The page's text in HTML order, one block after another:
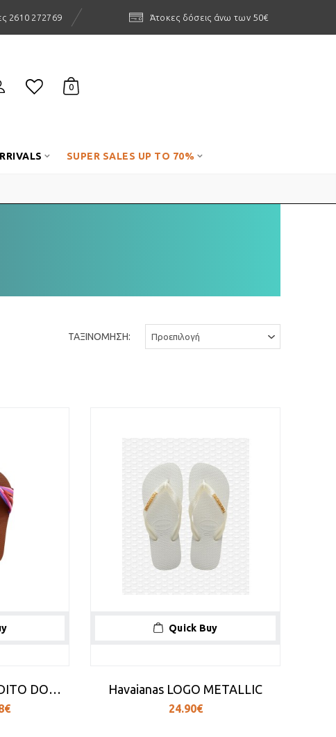
2610 272769 Άτοκες δόσεις άνω των 50€
0
SUPER SALES UP TO 70%
ΤΑΞΙΝΟΜΗΣΗ:
HAVAIANAS - INFRADITO DONNA - YOU ST TROPEZ PRINT
Quick Buy
Havaianas LOGO METALLIC
24.90€